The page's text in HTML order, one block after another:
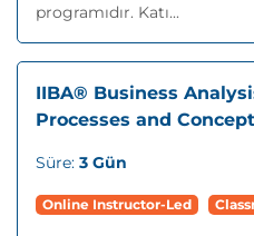
programıdır. Katı...
IIBA® Business
Processes and
Süre: 3 Gün
Online Instructor-Led